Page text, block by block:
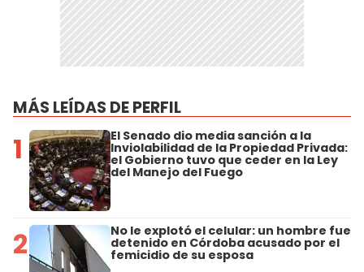
MÁS LEÍDAS DE PERFIL
1 El Senado dio media sanción a la
Inviolabilidad de la Propiedad Privada:
el Gobierno tuvo que ceder en la Ley
del Manejo del Fuego
2 No le explotó el celular: un hombre fue
detenido en Córdoba acusado por el
femicidio de su esposa